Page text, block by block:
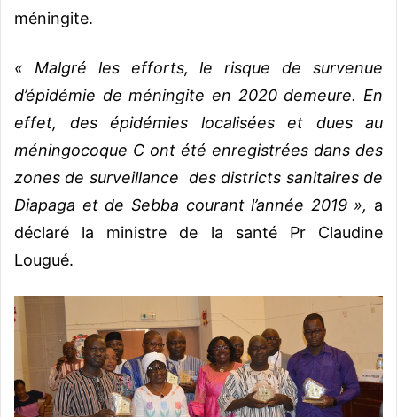
méningite.
« Malgré les efforts, le risque de survenue
d’épidémie de méningite en 2020 demeure. En
effet, des épidémies localisées et dues au
méningocoque C ont été enregistrées dans des
zones de surveillance des districts sanitaires de
Diapaga et de Sebba courant l’année 2019 », a
déclaré la ministre de la santé Pr Claudine
Lougué.